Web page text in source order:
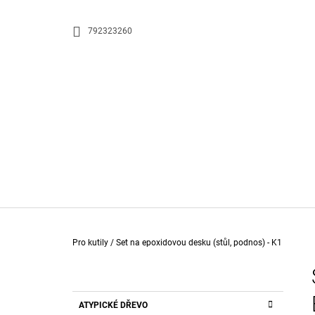
792323260
Domů
Pro kutily / Set na epoxidovou desku (stůl, podnos) - K1
kategorie
AATYPICKÉ DŘEVO
E-BOOK - EPOXIDOVÁ PRYSKYŘICE